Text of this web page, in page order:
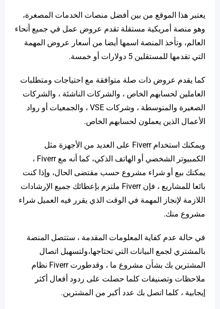
يعتبر هذا الموقع من بين أفضل منصات الخدمات المصغرة،
وهو منصة أمريكية مستقلة تقدم عروض عمل في جميع أنحاء
العالم، وتأخذ المنصة اسمها أيضا من أسعار عروض المهمة
التي تقدمها للمستقلين 5 دولارات أو خمسة.
كما يقدم عروض ذات صلة متوافقة مع احتياجات ومتطلبات
العاملين لحسابهم الخاص ، والشركات الناشئة ، والشركات
الصغيرة والمتوسطة ، وشركات VSE ، والجمعيات أو رواد
الأعمال الذين يعملون لحسابهم الخاص.
ويمكنك استخدام Fiverr على العديد من الأجهزة مثل
الكمبيوتر الشخصي أو الهاتف الذكي، كما أنه مع Fiverr ،
يمكنك بيع أو شراء مشروع حسب مقتضى الحال، وإذا كنت
بائعا للمشاريع ، فإن Fiverr ملتزم بإعطائك جميع الإرشادات
اللازمة لإنجاز المهمة في الوقت الذي يقرر فيه العميل شراء
مشروع منك.
في حالة عدم كفاية المعلومات المقدمة ، ستتصل المنصة
بالمشتري لجمع البيانات التي تحتاجها،ولتسهيل اتصال
المشترين بك بشأن مشروع ما ، وقدطورت Fiverr نظام
ملاحظات وتصنيفات كلما حصلت على ردود أفعال أكثر
إيجابية ، كلما اتصل بك عدد أكبر من المشترين.